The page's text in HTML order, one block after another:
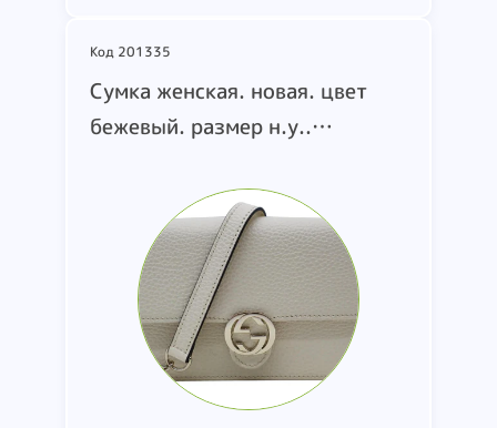
Код 201335
Сумка женская. новая. цвет
бежевый. размер н.у..
369664. т.м. Gucci. страна
производства н.у.. состав:
кожа (коробка 304)